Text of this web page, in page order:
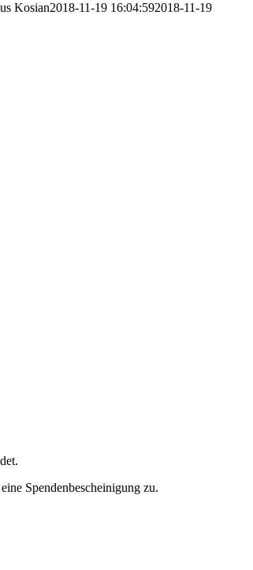
Kosian2018-11-19 16:04:592018-11-19
Spendenbescheinigung zu.